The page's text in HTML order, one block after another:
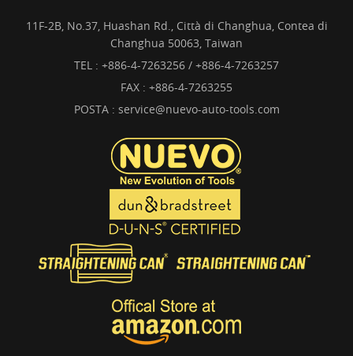
11F-2B, No.37, Huashan Rd., Città di Changhua, Contea di
Changhua 50063, Taiwan
TEL : +886-4-7263256 / +886-4-7263257
FAX : +886-4-7263255
POSTA : service@nuevo-auto-tools.com